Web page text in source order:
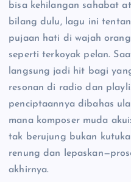
bisa kehilangan sahabat
bilang dulu, lagu ini
pujaan hati di wajah
seperti terkoyak pelan.
langsung jadi hit bagi
resonan di radio dan
penciptaannya dibahas
mana komposer muda
tak berujung bukan
renung dan
akhirnya.